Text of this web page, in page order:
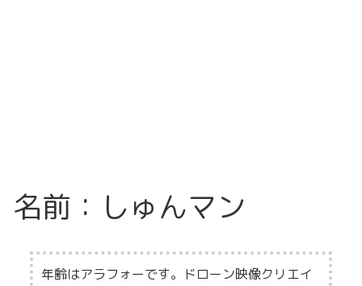
名前：しゅんマン
年齢はアラフォーです。ドローン映像クリエイ